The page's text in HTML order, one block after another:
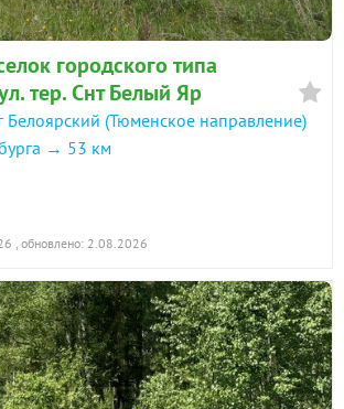
городского типа
тер. Снт Белый Яр
Белоярский (Тюменское направление)
→ 53 км
, обновлено: 2.08.2026